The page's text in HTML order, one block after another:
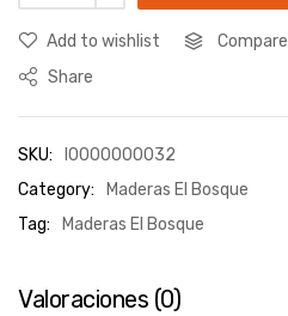
Add to wishlist
Compare
Share
SKU:
I0000000032
Category:
Maderas El Bosque
Tag:
Maderas El Bosque
Valoraciones (0)